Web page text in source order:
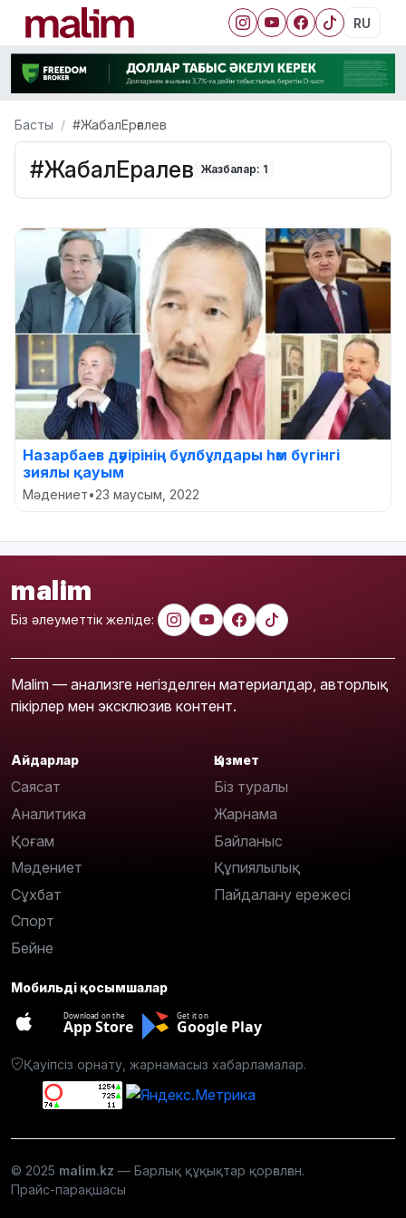
RU
Басты #ЖабалЕрғалев
#ЖабалЕрғалев Жазбалар: 1
Назарбаев дәуірінің бұлбұлдары һәм бүгінгі
зиялы қауым
Мәдениет•23 маусым, 2022
malim
Біз әлеуметтік желіде:
Malim — анализге негізделген материалдар, авторлық
пікірлер мен эксклюзив контент.
Айдарлар
Саясат
Аналитика
Қоғам
Мәдениет
Сұхбат
Спорт
Бейне
Қызмет
Біз туралы
Жарнама
Байланыс
Құпиялылық
Пайдалану ережесі
Мобильді қосымшалар
Download on the
App Store
Get it on
Google Play
Қауіпсіз орнату, жарнамасыз хабарламалар.
© 2025 malim.kz — Барлық құқықтар қорғалған.
Прайс-парақшасы